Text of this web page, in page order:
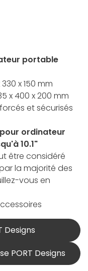
portable
x 150 mm
x 400 x 200 mm
et sécurisés
ordinateur
10.1"
être considéré
la majorité des
vous en
Designs
PORT Designs